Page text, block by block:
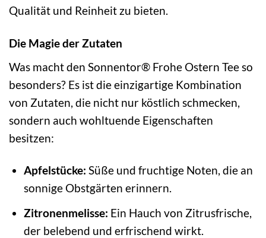
Qualität und Reinheit zu bieten.
Die Magie der Zutaten
Was macht den Sonnentor® Frohe Ostern Tee so
besonders? Es ist die einzigartige Kombination
von Zutaten, die nicht nur köstlich schmecken,
sondern auch wohltuende Eigenschaften
besitzen:
Apfelstücke: Süße und fruchtige Noten, die an
sonnige Obstgärten erinnern.
Zitronenmelisse: Ein Hauch von Zitrusfrische,
der belebend und erfrischend wirkt.